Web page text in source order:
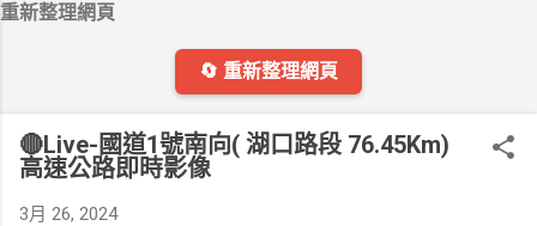
重新整理網頁
🔄 重新整理網頁
🔴Live-國道1號南向( 湖口路段 76.45Km)
高速公路即時影像
3月 26, 2024